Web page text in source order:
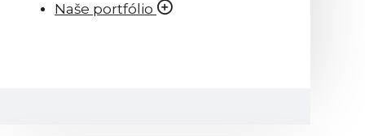
Naše portfólio